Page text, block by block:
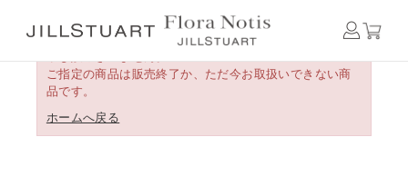
ご指定の商品は販売終了か、ただ今お取扱いできない商
品です。
ホームへ戻る